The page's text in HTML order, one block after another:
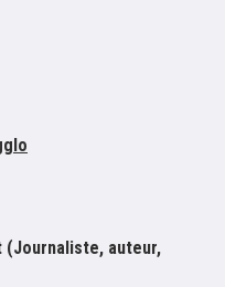
(Journaliste, auteur,